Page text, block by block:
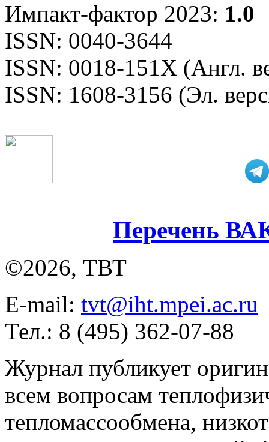
Импакт-фактор 2023: 1.0
ISSN: 0040-3644
ISSN: 0018-151X (Англ.
ISSN: 1608-3156 (Эл.
Перечень
©2026, ТВТ
E-mail: tvt@iht.mpei.ac.ru
Тел.: 8 (495) 362-07-88
Журнал публикует
всем вопросам
тепломассообмена,